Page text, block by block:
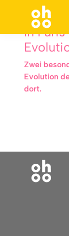
In
Zwei
Evolution
dort.